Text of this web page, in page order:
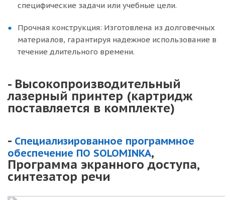
специфические задачи или учебные цели.
Прочная конструкция: Изготовлена из долговечных
материалов, гарантируя надежное использование в
течение длительного времени.
- Высокопроизводительный
лазерный принтер (картридж
поставляется в комплекте)
- Специализированное программное
обеспечение ПО SOLOMINKA,
Программа экранного доступа,
синтезатор речи